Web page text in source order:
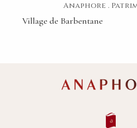
Anaphore .
Village de Barbentane